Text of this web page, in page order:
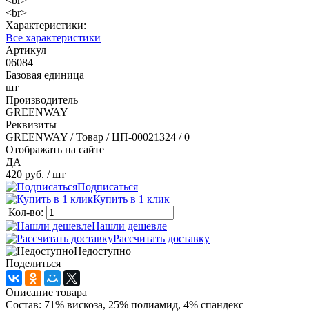
<br>
Характеристики:
Все характеристики
Артикул
06084
Базовая единица
шт
Производитель
GREENWAY
Реквизиты
GREENWAY / Товар / ЦП-00021324 / 0
Отображать на сайте
ДА
420 руб. / шт
Подписаться
Купить в 1 клик
Кол-во:
Нашли дешевле
Рассчитать доставку
Недоступно
Поделиться
Описание товара
Состав: 71% вискоза, 25% полиамид, 4% спандекс